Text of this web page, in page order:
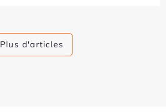
Plus d'articles